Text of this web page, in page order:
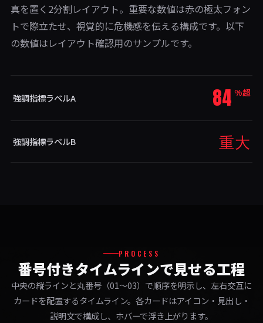
真を置く2分割レイアウト。重要な数値は赤の極太フォン
トで際立たせ、視覚的に危機感を伝える構成です。以下
の数値はレイアウト確認用のサンプルです。
強調指標ラベルA 84 %超
強調指標ラベルB 重大
PROCESS
番号付きタイムラインで見せる工程
中央の縦ラインと丸番号（01〜03）で順序を明示し、左右交互に
カードを配置するタイムライン。各カードはアイコン・見出し・
説明文で構成し、ホバーで浮き上がります。